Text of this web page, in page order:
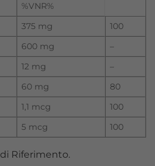
%VNR%
375 mg
100
600 mg
–
12 mg
–
60 mg
80
1,1 mcg
100
5 mcg 100
Riferimento.